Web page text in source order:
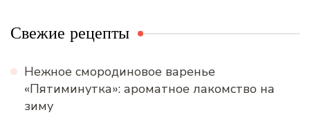
Свежие рецепты
Нежное смородиновое варенье
«Пятиминутка»: ароматное лакомство на
зиму